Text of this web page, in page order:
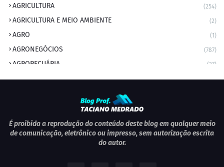
AGRICULTURA (254)
AGRICULTURA E MEIO AMBIENTE (2)
AGRO (1)
AGRONEGÓCIOS (787)
AGROPECUÁRIA (37)
AMBIENTE (9)
ANIVERSÁRIO DA CIDADE
ANIVERSÁRIOS (1)
APEXBRASIL (1)
É proibida a reprodução do conteúdo deste blog em qualquer meio
de comunicação, eletrônico ou impresso, sem autorização escrita
do autor.